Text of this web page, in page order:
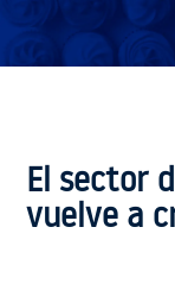
El sector
vuelve a